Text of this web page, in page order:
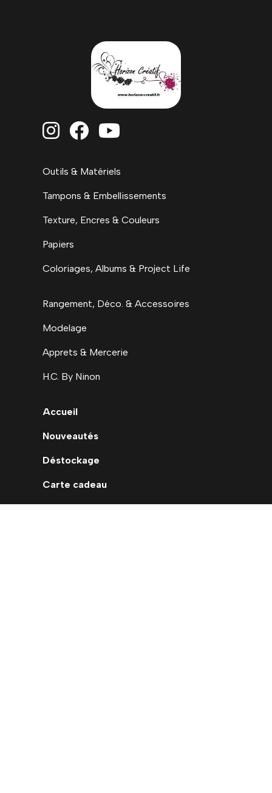
  
Outils & Matériels
Tampons & Embellissements
Texture, Encres & Couleurs
Papiers
Coloriages, Albums & Project Life
Rangement, Déco. & Accessoires
Modelage
Apprets & Mercerie
H.C. By Ninon
Accueil
Nouveautés
Déstockage
Carte cadeau